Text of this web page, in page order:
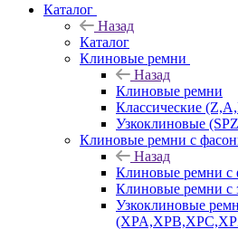
Каталог
Назад
Каталог
Клиновые ремни
Назад
Клиновые ремни
Классические
Узкоклиновые
Клиновые ремни с
Назад
Клиновые ремни с
Клиновые ремни
Узкоклиновые